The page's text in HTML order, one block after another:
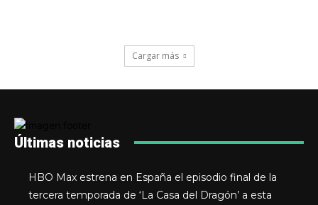
Cargar más
Últimas noticias
HBO Max estrena en España el episodio final de la
tercera temporada de ‘La Casa del Dragón’ a esta